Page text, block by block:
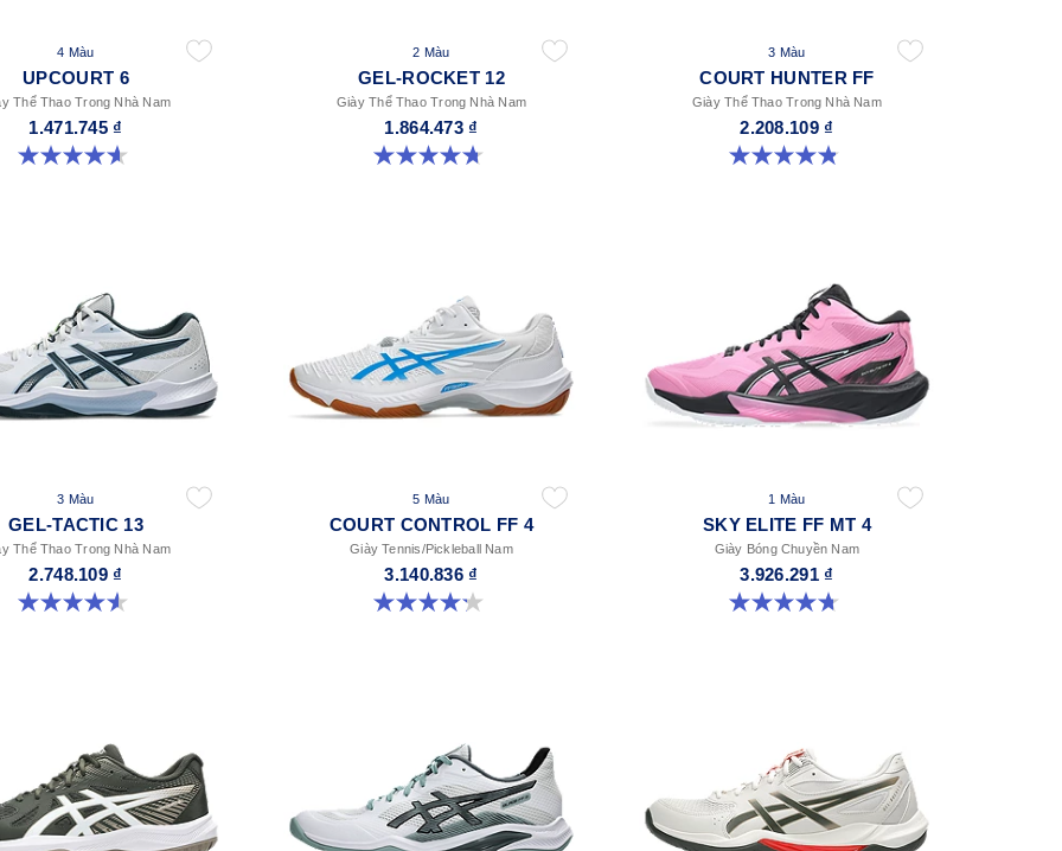
4 Màu
UPCOURT 6
Thể Thao Trong Nhà Nam
1.471.745 ₫
4.6 trong số 5 sao. 251 đánh giá
2 Màu
GEL-ROCKET 12
Giày Thể Thao Trong Nhà Nam
1.864.473 ₫
4.7 trong số 5 sao. 181 đánh giá
3 Màu
COURT HUNTER FF
Giày Thể Thao Trong Nhà Nam
2.208.109 ₫
4.9 trong số 5 sao. 20 đánh giá
3 Màu
GEL-TACTIC 13
Thể Thao Trong Nhà Nam
2.748.109 ₫
4.6 trong số 5 sao. 32 đánh giá
5 Màu
COURT CONTROL FF 4
Giày Tennis/Pickleball Nam
3.140.836 ₫
4.2 trong số 5 sao. 5 đánh giá
1 Màu
SKY ELITE FF MT 4
Giày Bóng Chuyền Nam
3.926.291 ₫
4.7 trong số 5 sao. 7 đánh giá